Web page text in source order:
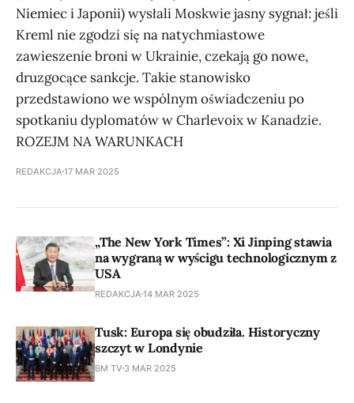
Niemiec i Japonii) wysłali Moskwie jasny sygnał: jeśli
Kreml nie zgodzi się na natychmiastowe
zawieszenie broni w Ukrainie, czekają go nowe,
druzgocące sankcje. Takie stanowisko
przedstawiono we wspólnym oświadczeniu po
spotkaniu dyplomatów w Charlevoix w Kanadzie.
ROZEJM NA WARUNKACH
REDAKCJA 17 MAR 2025
„The New York Times”: Xi Jinping stawia
na wygraną w wyścigu technologicznym z
USA
REDAKCJA 14 MAR 2025
Tusk: Europa się obudziła. Historyczny
szczyt w Londynie
BM TV 3 MAR 2025